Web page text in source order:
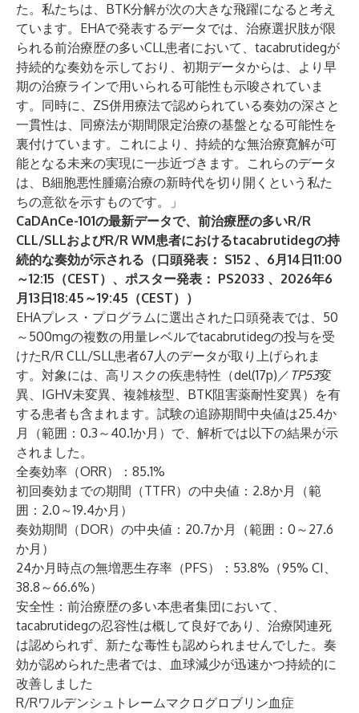
た。私たちは、BTK分解が次の大きな飛躍になると考え
ています。EHAで発表するデータでは、治療選択肢が限
られる前治療歴の多いCLL患者において、tacabrutidegが
持続的な奏効を示しており、初期データからは、より早
期の治療ラインで用いられる可能性も示唆されていま
す。同時に、ZS併用療法で認められている奏効の深さと
一貫性は、同療法が期間限定治療の基盤となる可能性を
裏付けています。これにより、持続的な無治療寛解が可
能となる未来の実現に一歩近づきます。これらのデータ
は、B細胞悪性腫瘍治療の新時代を切り開くという私た
ちの意欲を示すものです。」
CaDAnCe-101の最新データで、前治療歴の多いR/R
CLL/SLLおよびR/R WM患者におけるtacabrutidegの持
続的な奏効が示される（口頭発表： S152 、6月14日11:00
～12:15（CEST）、ポスター発表： PS2033 、2026年6
月13日18:45～19:45（CEST））
EHAプレス・プログラムに選出された口頭発表では、50
～500mgの複数の用量レベルでtacabrutidegの投与を受
けたR/R CLL/SLL患者67人のデータが取り上げられま
す。対象には、高リスクの疾患特性（del(17p)／ TP53変
異、IGHV未変異、複雑核型、BTK阻害薬耐性変異）を有
する患者も含まれます。試験の追跡期間中央値は25.4か
月（範囲：0.3～40.1か月）で、解析では以下の結果が示
されました。
全奏効率（ORR）：85.1%
初回奏効までの期間（TTFR）の中央値：2.8か月（範
囲：2.0～19.4か月）
奏効期間（DOR）の中央値：20.7か月（範囲：0～27.6
か月）
24か月時点の無増悪生存率（PFS）：53.8%（95% CI、
38.8～66.6%）
安全性：前治療歴の多い本患者集団において、
tacabrutidegの忍容性は概して良好であり、治療関連死
は認められず、新たな毒性も認められませんでした。奏
効が認められた患者では、血球減少が迅速かつ持続的に
改善しました
R/Rワルデンシュトレームマクログロブリン血症